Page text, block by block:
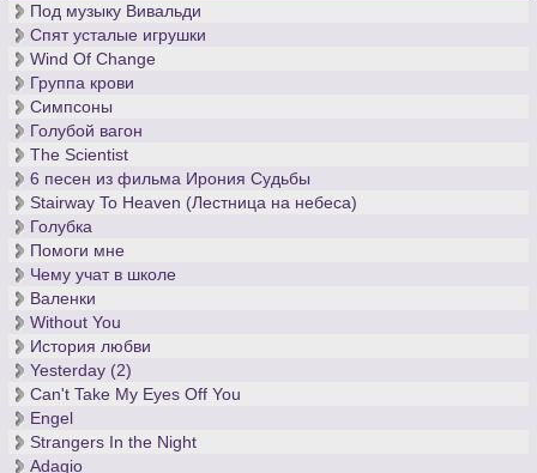
Под музыку Вивальди
Спят усталые игрушки
Wind Of Change
Группа крови
Симпсоны
Голубой вагон
The Scientist
6 песен из фильма Ирония Судьбы
Stairway To Heaven (Лестница на небеса)
Голубка
Помоги мне
Чему учат в школе
Валенки
Without You
История любви
Yesterday (2)
Can't Take My Eyes Off You
Engel
Strangers In the Night
Adagio